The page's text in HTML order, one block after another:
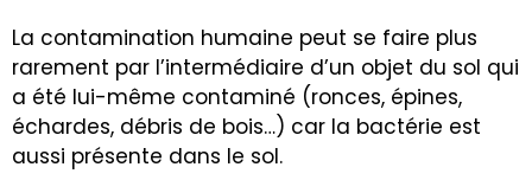
La contamination humaine peut se faire plus
rarement par l’intermédiaire d’un objet du sol qui
a été lui-même contaminé (ronces, épines,
échardes, débris de bois…) car la bactérie est
aussi présente dans le sol.